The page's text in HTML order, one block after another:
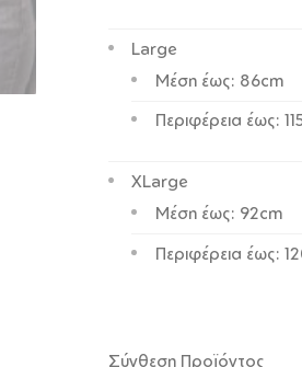
Large
Μέση έως: 86cm
Περιφέρεια έως:
XLarge
Μέση έως: 92cm
Περιφέρεια έως:
Σύνθεση Προϊόντος